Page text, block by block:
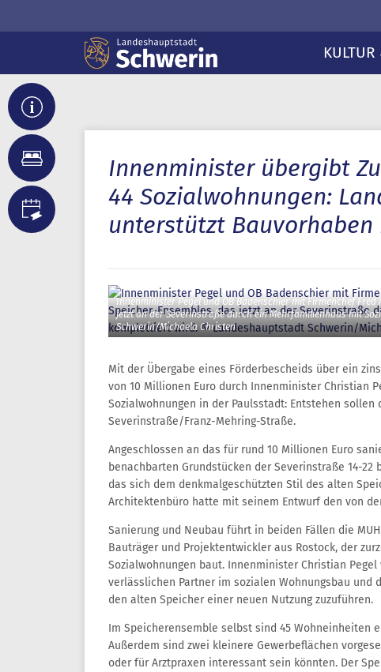
Innenminister übergibt
44 Sozialwohnungen:
unterstützt
Innenminister Pegel und OB Badenschier mit Firmenchef
jetzt an der Severinstraße durch ein Mehrfamilienhaus mit
Schwerin/Michaela Christen
Mit der Übergabe eines Förderbescheids über ein
von 10 Millionen Euro durch Innenminister Christian
Sozialwohnungen in der Paulsstadt: Entstehen
Severinstraße/Franz-Mehring-Straße.
Angeschlossen an das für rund 10 Millionen Euro
benach­barten Grundstücken der Severinstraße 14-
das sich dem denkmalgeschütz­ten Stil des alten
Architektenbüro hatte mit seinem Entwurf den von
Sanierung und Neubau führt in beiden Fällen die
Bauträger und Projektentwickler aus Rostock, der
Sozialwohnungen baut. Innenminister Christian
verlässlichen Partner im sozialen Wohnungsbau und
den alten Speicher einer neuen Nutzung zuzuführen.
Im Speicherensemble selbst sind 45 Wohneinheiten
Außerdem sind zwei kleinere Gewerbeflächen
oder für Arztpraxen interessant sein könnten. Der